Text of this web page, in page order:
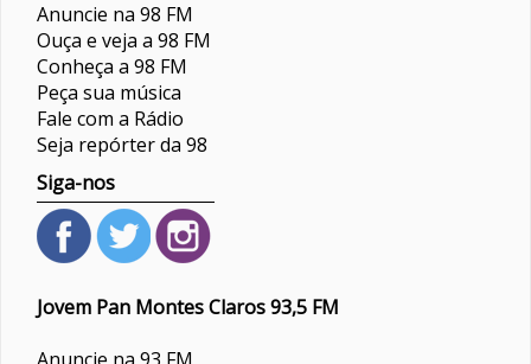
Anuncie na 98 FM
Ouça e veja a 98 FM
Conheça a 98 FM
Peça sua música
Fale com a Rádio
Seja repórter da 98
Siga-nos
Jovem Pan Montes Claros 93,5 FM
Anuncie na 93 FM